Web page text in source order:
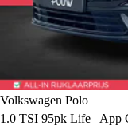
Volkswagen Polo
1.0 TSI 95pk Life | App